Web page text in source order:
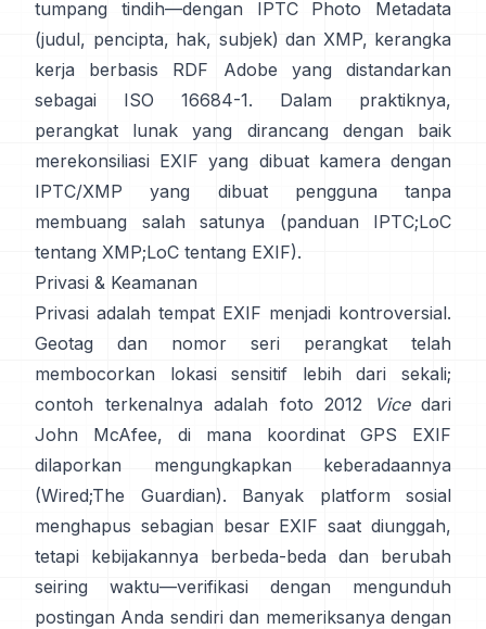
tumpang tindih—denganIPTC Photo Metadata
(judul, pencipta, hak, subjek) dan XMP, kerangka
kerja berbasis RDF Adobe yang distandarkan
sebagai ISO 16684-1. Dalam praktiknya,
perangkat lunak yang dirancang dengan baik
merekonsiliasi EXIF yang dibuat kamera dengan
IPTC/XMP yang dibuat pengguna tanpa
membuang salah satunya (panduan IPTC;LoC
tentang XMP;LoC tentang EXIF).
Privasi & Keamanan
Privasi adalah tempat EXIF menjadi kontroversial.
Geotag dan nomor seri perangkat telah
membocorkan lokasi sensitif lebih dari sekali;
contoh terkenalnya adalah foto 2012
Vicedari
John McAfee, di mana koordinat GPS EXIF
dilaporkan mengungkapkan keberadaannya
(Wired;The Guardian). Banyak platform sosial
menghapus sebagian besar EXIF saat diunggah,
tetapi kebijakannya berbeda-beda dan berubah
seiring waktu—verifikasi dengan mengunduh
postingan Anda sendiri dan memeriksanya dengan